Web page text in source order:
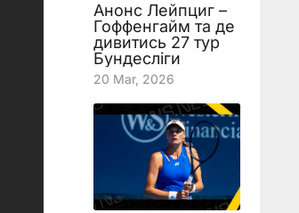
Анонс Лейпциг –
Гоффенгайм та де
дивитись 27 тур
Бундесліги
20 Mar, 2026